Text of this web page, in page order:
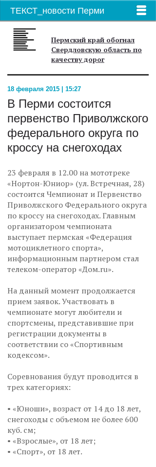
ТЕКСТ_новости Перми
Пермский край обогнал
Свердловскую область по
качеству дорог
18 февраля 2015 | 15:27
В Перми состоится
первенство Приволжского
федерального округа по
кроссу на снегоходах
23 февраля в 12.00 на мототреке
«Нортон-Юниор» (ул. Встречная, 28)
состоится Чемпионат и Первенство
Приволжского Федерального округа
по кроссу на снегоходах. Главным
организатором чемпионата
выступает пермская «Федерация
мотоциклетного спорта»,
информационным партнером стал
телеком-оператор «Дом.ru».
На данный момент продолжается
прием заявок. Участвовать в
чемпионате могут любители и
спортсмены, представившие при
регистрации документы в
соответствии со «Спортивным
кодексом».
Соревнования будут проводится в
трех категориях:
• «Юноши», возраст от 14 до 18 лет,
снегоходы с объемом не более 600
куб. см;
• «Взрослые», от 18 лет;
• «Спорт», от 18 лет.